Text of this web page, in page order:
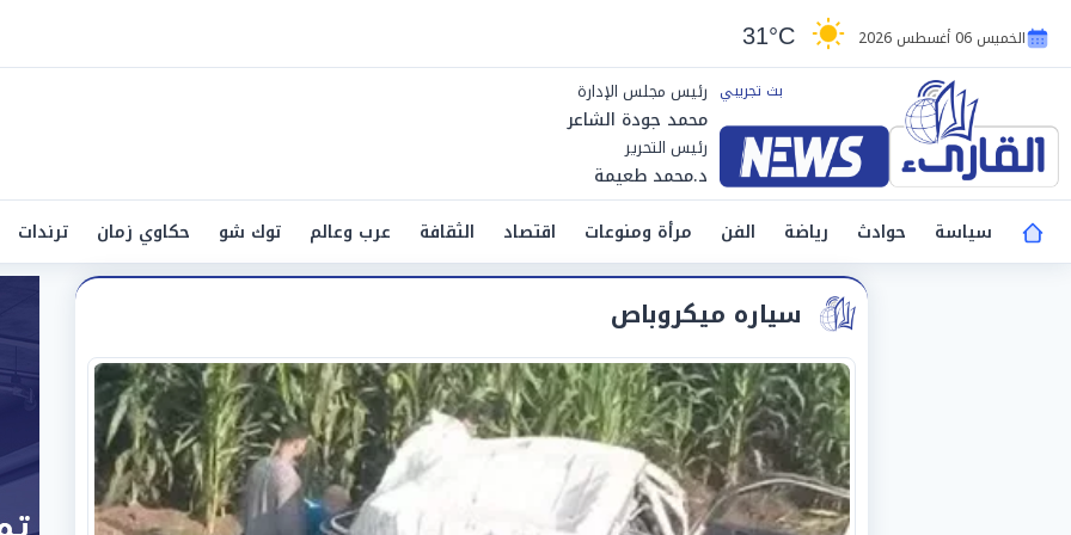
الخميس 06 أغسطس 2026 31°C
رئيس مجلس الإدارة
محمد جودة الشاعر
رئيس التحرير
د.محمد طعيمة
سياسة
حوادث رياضة الفن مرأة ومنوعات اقتصاد الثقافة عرب وعالم توك شو حكاوي زمان ترندات
سياره ميكروباص